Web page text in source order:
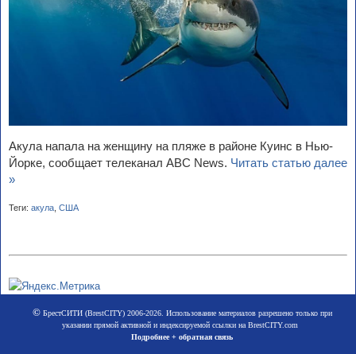
Акула напала на женщину на пляже в районе Куинс в Нью-
Йорке, сообщает телеканал ABC News. Читать статью далее
»
Теги: акула США
©БрестСИТИ (BrestCITY) 2006-2026. Использование материалов разрешено только при
указании прямой активной и индексируемой ссылки на BrestCITY.com
Подробнее + обратная связь